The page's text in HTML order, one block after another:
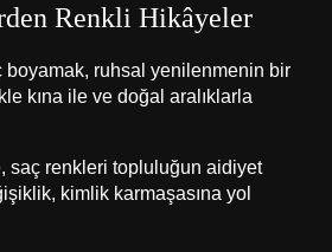
Renkli Hikâyeler
boyamak, ruhsal yenilenmenin bir
kına ile ve doğal aralıklarla
saç renkleri topluluğun aidiyet
kimlik karmaşasına yol